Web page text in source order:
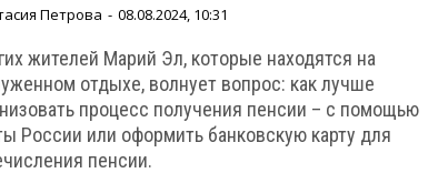
Петрова - 08.08.2024, 10:31
жителей Марий Эл, которые находятся на
отдыхе, волнует вопрос: как лучше
процесс получения пенсии – с помощью
России или оформить банковскую карту для
пенсии.